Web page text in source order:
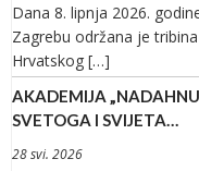
Dana 8. lipnja 2026.
Zagrebu održana je
Hrvatskog […]
AKADEMIJA
SVETOGA I SVIJETA…
28 svi. 2026